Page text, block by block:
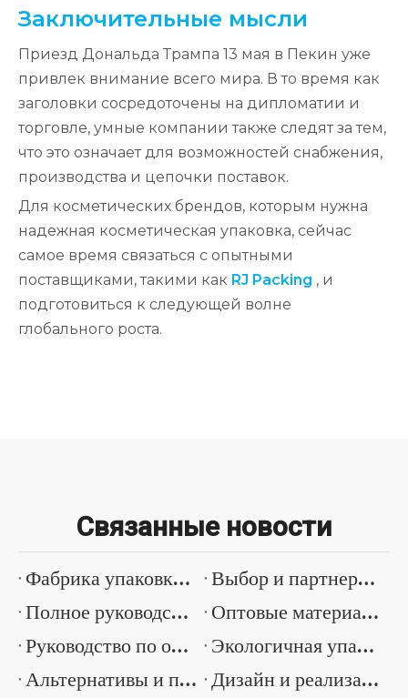
Заключительные мысли
Приезд Дональда Трампа 13 мая в Пекин уже
привлек внимание всего мира. В то время как
заголовки сосредоточены на дипломатии и
торговле, умные компании также следят за тем,
что это означает для возможностей снабжения,
производства и цепочки поставок.
Для косметических брендов, которым нужна
надежная косметическая упаковка, сейчас
самое время связаться с опытными
поставщиками, такими как RJ Packing , и
подготовиться к следующей волне
глобального роста.
Связанные новости
Фабрика упаковки солнцезащитного крема Китай Руководство по поиску и качеству
Выбор и партнерство оптового поставщика упаковки для солнцезащитных кремов
Полное руководство по солнцезащитному крему для оптовой продажи косметической упаковки
Оптовые материалы и дизайн бутылок солнцезащитного крема
Руководство по оптовым закупкам и выбору солнцезащитной упаковки
Экологичная упаковка для солнцезащитного крема. Подробное руководство по материалам.
Альтернативы и применение упаковочных материалов для солнцезащитного крема без пластика
Дизайн и реализация многоразовой упаковки солнцезащитного крема